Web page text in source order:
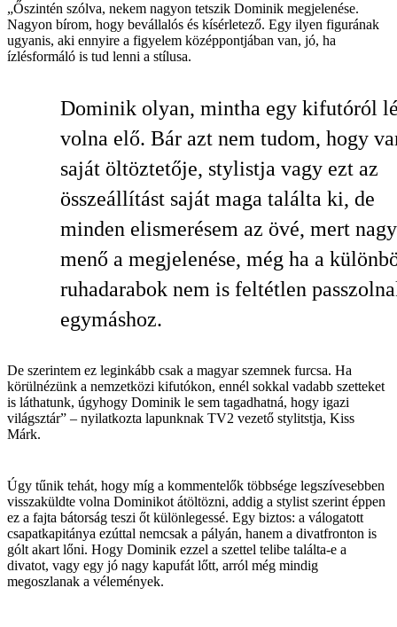
„Őszintén szólva, nekem nagyon tetszik Dominik megjelenése.
Nagyon bírom, hogy bevállalós és kísérletező. Egy ilyen figurának
ugyanis, aki ennyire a figyelem középpontjában van, jó, ha
ízlésformáló is tud lenni a stílusa.
Dominik olyan, mintha egy kifutóról
volna elő. Bár azt nem tudom, hogy
saját öltöztetője, stylistja vagy ezt az
összeállítást saját maga találta ki, de
minden elismerésem az övé, mert
menő a megjelenése, még ha a
ruhadarabok nem is feltétlen
egymáshoz.
De szerintem ez leginkább csak a magyar szemnek furcsa. Ha
körülnézünk a nemzetközi kifutókon, ennél sokkal vadabb szetteket
is láthatunk, úgyhogy Dominik le sem tagadhatná, hogy igazi
világsztár” – nyilatkozta lapunknak TV2 vezető stylitstja, Kiss
Márk.
Úgy tűnik tehát, hogy míg a kommentelők többsége legszívesebben
visszaküldte volna Dominikot átöltözni, addig a stylist szerint éppen
ez a fajta bátorság teszi őt különlegessé. Egy biztos: a válogatott
csapatkapitánya ezúttal nemcsak a pályán, hanem a divatfronton is
gólt akart lőni. Hogy Dominik ezzel a szettel telibe találta-e a
divatot, vagy egy jó nagy kapufát lőtt, arról még mindig
megoszlanak a vélemények.